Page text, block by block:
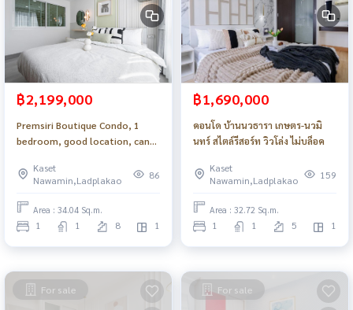
฿2,199,000
Premsiri Boutique Condo, 1
bedroom, good location, can
.
Kaset
Nawamin,Ladplakao
86
Area : 34.04 Sq.m.
1 1 8 1
฿1,690,000
คอนโด บ้านนวธารา เกษตร-นวมิ
นทร์ สไตล์รีสอร์ท วิวโล่ง ไม่บล็อค
Kaset
Nawamin,Ladplakao
159
Area : 32.72 Sq.m.
1 1 5 1
For sale For sale